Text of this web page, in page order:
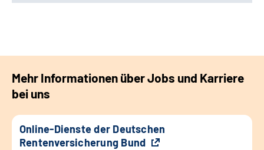
Mehr Informationen über Jobs und Karriere
bei uns
Online-Dienste der Deutschen
Rentenversicherung Bund